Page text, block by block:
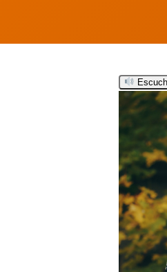
Hit enter to search or